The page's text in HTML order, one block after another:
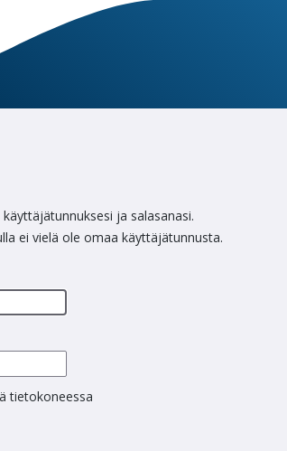
ja salasanasi.
ei vielä ole omaa käyttäjätunnusta.
tietokoneessa